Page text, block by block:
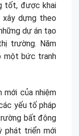
tốt, được khai
xây dựng theo
dự án tạo
trường. Năm
một bức tranh
mới của nhiệm
yếu tố pháp
bất động
phát triển mới